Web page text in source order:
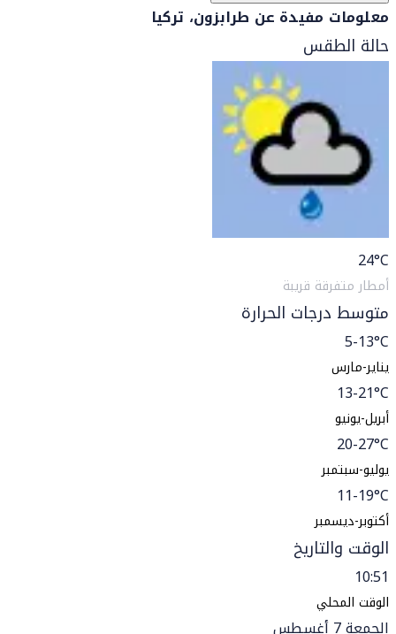
معلومات مفيدة عن طرابزون، تركيا
حالة الطقس
24°C
أمطار متفرقة قريبة
متوسط درجات الحرارة
5-13°C
يناير-مارس
13-21°C
أبريل-يونيو
20-27°C
يوليو-سبتمبر
11-19°C
أكتوبر-ديسمبر
الوقت والتاريخ
10:51
الوقت المحلي
الجمعة 7 أغسطس